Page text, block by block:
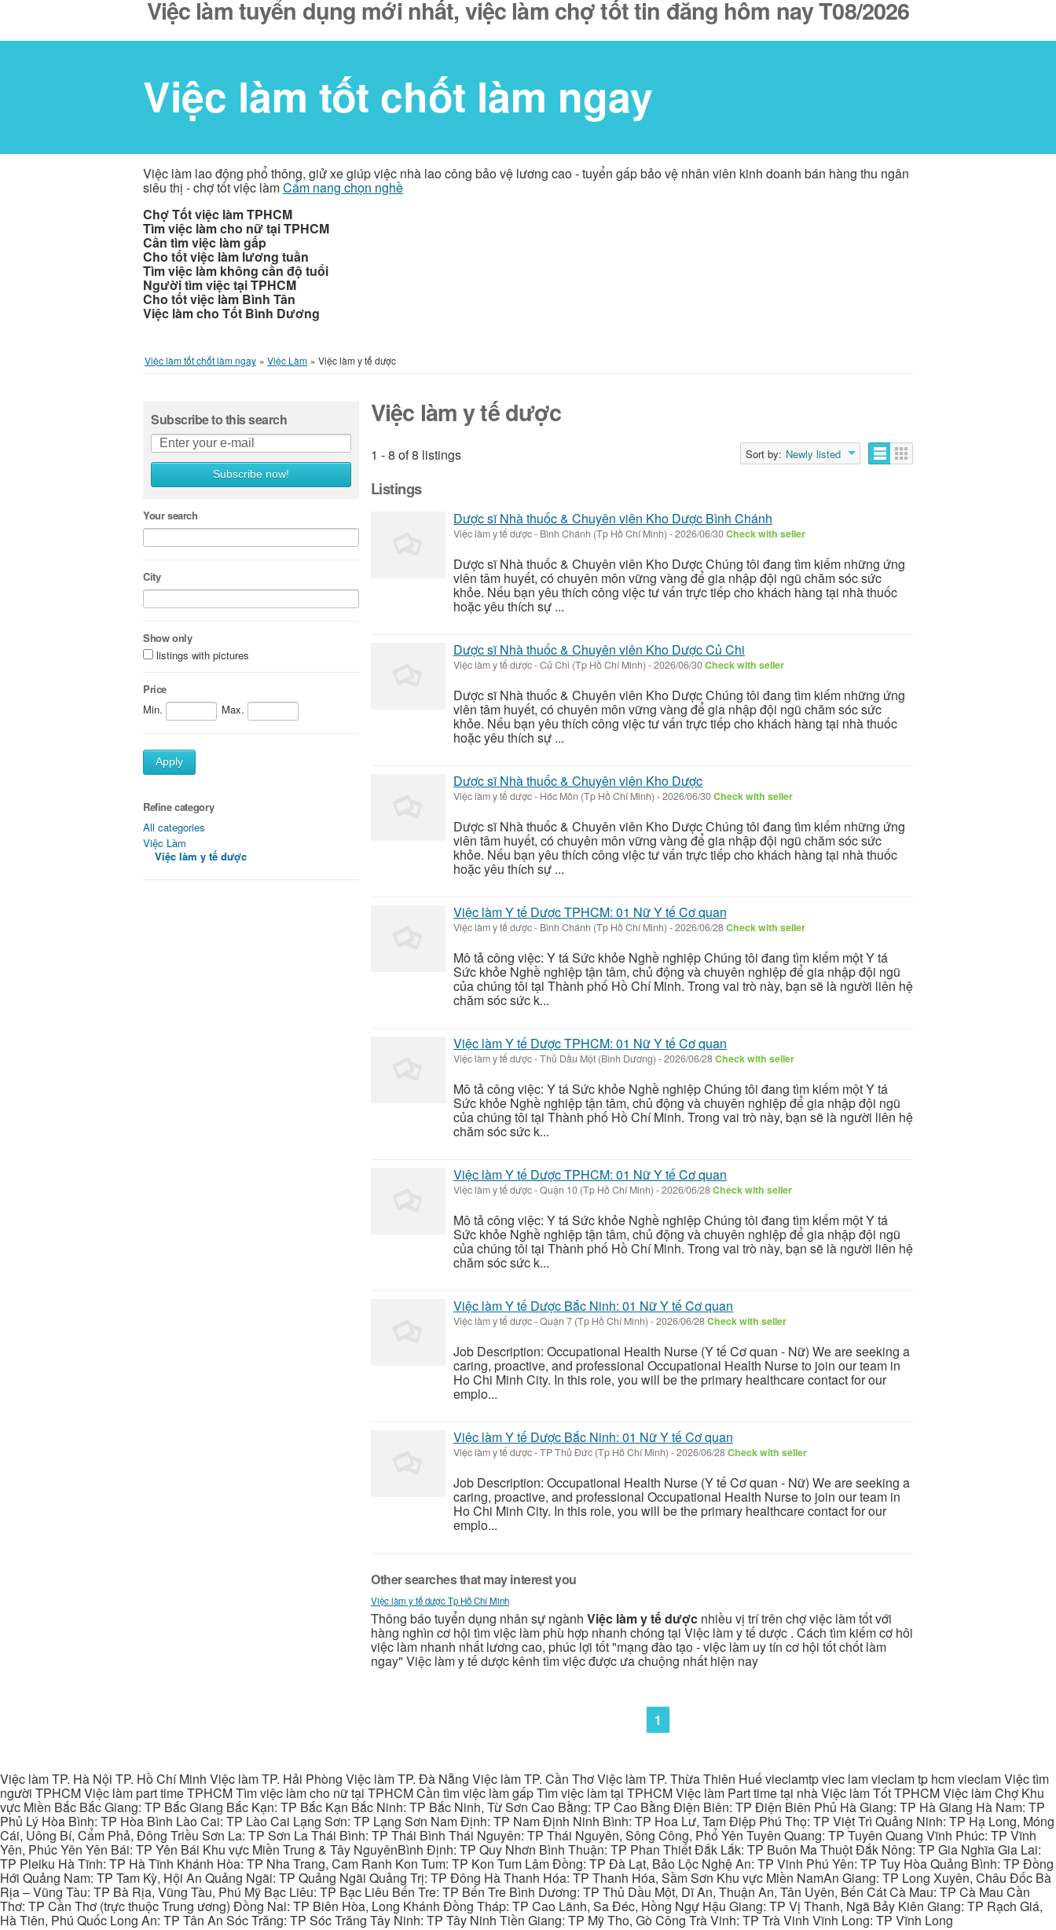
Việc làm tuyển dụng mới nhất, việc làm chợ tốt tin đăng hôm nay T08/2026
Việc làm tốt chốt làm ngay
Việc làm lao động phổ thông, giử xe giúp việc nhà lao công bảo vệ lương cao - tuyển gấp bảo vệ nhân viên kinh doanh bán hàng thu ngân
siêu thị - chợ tốt việc làmCẩm nang chọn nghề
Chợ Tốt việc làm TPHCM
Tìm việc làm cho nữ tại TPHCM
Cần tìm việc làm gấp
Cho tốt việc làm lương tuần
Tìm việc làm không cần độ tuổi
Người tìm việc tại TPHCM
Cho tốt việc làm Bình Tân
Việc làm cho Tốt Bình Dương
Việc làm tốt chốt làm ngay » Việc Làm » Việc làm y tế dược
Subscribe to this search
Subscribe now!
Your search
City
Show only
listings with pictures
Price
Min.
Max.
Apply
Refine category
All categories
Việc Làm
Việc làm y tế dược
Việc làm y tế dược
1 - 8 of 8 listings Sort by: Newly listed
Listings
Dược sĩ Nhà thuốc & Chuyên viên Kho Dược Bình Chánh
Việc làm y tế dược- Bình Chánh (Tp Hồ Chí Minh) -2026/06/30Check with seller
Dược sĩ Nhà thuốc & Chuyên viên Kho Dược Chúng tôi đang tìm kiếm những ứng
viên tâm huyết, có chuyên môn vững vàng để gia nhập đội ngũ chăm sóc sức
khỏe. Nếu bạn yêu thích công việc tư vấn trực tiếp cho khách hàng tại nhà thuốc
hoặc yêu thích sự ...
Dược sĩ Nhà thuốc & Chuyên viên Kho Dược Củ Chi
Việc làm y tế dược-Củ Chi (Tp Hồ Chí Minh) -2026/06/30Check with seller
Dược sĩ Nhà thuốc & Chuyên viên Kho Dược Chúng tôi đang tìm kiếm những ứng
viên tâm huyết, có chuyên môn vững vàng để gia nhập đội ngũ chăm sóc sức
khỏe. Nếu bạn yêu thích công việc tư vấn trực tiếp cho khách hàng tại nhà thuốc
hoặc yêu thích sự ...
Dược sĩ Nhà thuốc & Chuyên viên Kho Dược
Việc làm y tế dược- Hóc Môn (Tp Hồ Chí Minh) -2026/06/30Check with seller
Dược sĩ Nhà thuốc & Chuyên viên Kho Dược Chúng tôi đang tìm kiếm những ứng
viên tâm huyết, có chuyên môn vững vàng để gia nhập đội ngũ chăm sóc sức
khỏe. Nếu bạn yêu thích công việc tư vấn trực tiếp cho khách hàng tại nhà thuốc
hoặc yêu thích sự ...
Việc làm Y tế Dược TPHCM: 01 Nữ Y tế Cơ quan
Việc làm y tế dược- Bình Chánh (Tp Hồ Chí Minh) -2026/06/28Check with seller
Mô tả công việc: Y tá Sức khỏe Nghề nghiệp Chúng tôi đang tìm kiếm một Y tá
Sức khỏe Nghề nghiệp tận tâm, chủ động và chuyên nghiệp để gia nhập đội ngũ
của chúng tôi tại Thành phố Hồ Chí Minh. Trong vai trò này, bạn sẽ là người liên hệ
chăm sóc sức k...
Việc làm Y tế Dược TPHCM: 01 Nữ Y tế Cơ quan
Việc làm y tế dược-Thủ Dầu Một (Bình Dương) -2026/06/28Check with seller
Mô tả công việc: Y tá Sức khỏe Nghề nghiệp Chúng tôi đang tìm kiếm một Y tá
Sức khỏe Nghề nghiệp tận tâm, chủ động và chuyên nghiệp để gia nhập đội ngũ
của chúng tôi tại Thành phố Hồ Chí Minh. Trong vai trò này, bạn sẽ là người liên hệ
chăm sóc sức k...
Việc làm Y tế Dược TPHCM: 01 Nữ Y tế Cơ quan
Việc làm y tế dược-Quận 10 (Tp Hồ Chí Minh) -2026/06/28Check with seller
Mô tả công việc: Y tá Sức khỏe Nghề nghiệp Chúng tôi đang tìm kiếm một Y tá
Sức khỏe Nghề nghiệp tận tâm, chủ động và chuyên nghiệp để gia nhập đội ngũ
của chúng tôi tại Thành phố Hồ Chí Minh. Trong vai trò này, bạn sẽ là người liên hệ
chăm sóc sức k...
Việc làm Y tế Dược Bắc Ninh: 01 Nữ Y tế Cơ quan
Việc làm y tế dược-Quận 7 (Tp Hồ Chí Minh) -2026/06/28Check with seller
Job Description: Occupational Health Nurse (Y tế Cơ quan - Nữ) We are seeking a
caring, proactive, and professional Occupational Health Nurse to join our team in
Ho Chi Minh City. In this role, you will be the primary healthcare contact for our
emplo...
Việc làm Y tế Dược Bắc Ninh: 01 Nữ Y tế Cơ quan
Việc làm y tế dược-TP Thủ Đức (Tp Hồ Chí Minh) -2026/06/28Check with seller
Job Description: Occupational Health Nurse (Y tế Cơ quan - Nữ) We are seeking a
caring, proactive, and professional Occupational Health Nurse to join our team in
Ho Chi Minh City. In this role, you will be the primary healthcare contact for our
emplo...
Other searches that may interest you
Việc làm y tế dược Tp Hồ Chí Minh
Thông báo tuyển dụng nhân sự ngành Việc làm y tế dược nhiều vị trí trên chợ việc làm tốt với
hàng nghìn cơ hội tìm việc làm phù hợp nhanh chóng tại Việc làm y tế dược . Cách tìm kiếm cơ hôi
việc làm nhanh nhất lương cao, phúc lợi tốt "mạng đào tạo - việc làm uy tín cơ hội tốt chốt làm
ngay" Việc làm y tế dược kênh tìm việc được ưa chuộng nhất hiện nay
1
Việc làm TP. Hà Nội TP. Hồ Chí Minh Việc làm TP. Hải Phòng Việc làm TP. Đà Nẵng Việc làm TP. Cần Thơ Việc làm TP. Thừa Thiên Huế vieclamtp viec lam vieclam tp hcm vieclam Việc tìm
người TPHCM Việc làm part time TPHCM Tìm việc làm cho nữ tại TPHCM Cần tìm việc làm gấp Tìm việc làm tại TPHCM Việc làm Part time tại nhà Việc làm Tốt TPHCM Việc làm Chợ Khu
vực Miền Bắc Bắc Giang: TP Bắc Giang Bắc Kạn: TP Bắc Kạn Bắc Ninh: TP Bắc Ninh, Từ Sơn Cao Bằng: TP Cao Bằng Điện Biên: TP Điện Biên Phủ Hà Giang: TP Hà Giang Hà Nam: TP
Phủ Lý Hòa Bình: TP Hòa Bình Lào Cai: TP Lào Cai Lạng Sơn: TP Lạng Sơn Nam Định: TP Nam Định Ninh Bình: TP Hoa Lư, Tam Điệp Phú Thọ: TP Việt Trì Quảng Ninh: TP Hạ Long, Móng
Cái, Uông Bí, Cẩm Phả, Đông Triều Sơn La: TP Sơn La Thái Bình: TP Thái Bình Thái Nguyên: TP Thái Nguyên, Sông Công, Phổ Yên Tuyên Quang: TP Tuyên Quang Vĩnh Phúc: TP Vĩnh
Yên, Phúc Yên Yên Bái: TP Yên Bái Khu vực Miền Trung & Tây NguyênBình Định: TP Quy Nhơn Bình Thuận: TP Phan Thiết Đắk Lắk: TP Buôn Ma Thuột Đắk Nông: TP Gia Nghĩa Gia Lai:
TP Pleiku Hà Tĩnh: TP Hà Tĩnh Khánh Hòa: TP Nha Trang, Cam Ranh Kon Tum: TP Kon Tum Lâm Đồng: TP Đà Lạt, Bảo Lộc Nghệ An: TP Vinh Phú Yên: TP Tuy Hòa Quảng Bình: TP Đồng
Hới Quảng Nam: TP Tam Kỳ, Hội An Quảng Ngãi: TP Quảng Ngãi Quảng Trị: TP Đông Hà Thanh Hóa: TP Thanh Hóa, Sầm Sơn Khu vực Miền NamAn Giang: TP Long Xuyên, Châu Đốc Bà
Rịa – Vũng Tàu: TP Bà Rịa, Vũng Tàu, Phú Mỹ Bạc Liêu: TP Bạc Liêu Bến Tre: TP Bến Tre Bình Dương: TP Thủ Dầu Một, Dĩ An, Thuận An, Tân Uyên, Bến Cát Cà Mau: TP Cà Mau Cần
Thơ: TP Cần Thơ (trực thuộc Trung ương) Đồng Nai: TP Biên Hòa, Long Khánh Đồng Tháp: TP Cao Lãnh, Sa Đéc, Hồng Ngự Hậu Giang: TP Vị Thanh, Ngã Bảy Kiên Giang: TP Rạch Giá,
Hà Tiên, Phú Quốc Long An: TP Tân An Sóc Trăng: TP Sóc Trăng Tây Ninh: TP Tây Ninh Tiền Giang: TP Mỹ Tho, Gò Công Trà Vinh: TP Trà Vinh Vĩnh Long: TP Vĩnh Long